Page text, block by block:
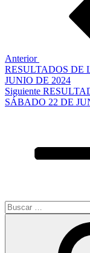
Anterior
RESULTADOS DE
JUNIO DE 2024
Siguiente
entrada
Siguiente
SÁBADO 22 DE
Buscar
por: